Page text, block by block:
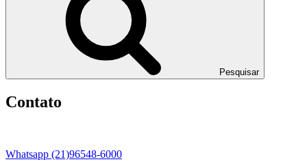
Pesquisar
Contato
Whatsapp (21)96548-6000